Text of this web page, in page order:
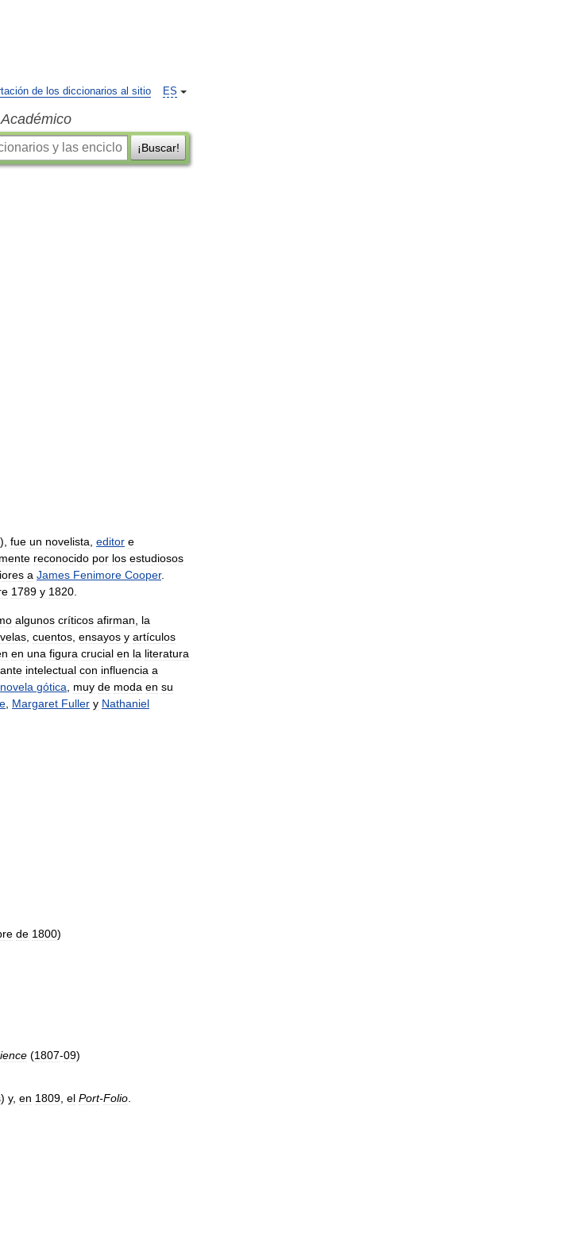
ES
de los diccionarios al sitio
¡Buscar!
), fue un novelista editor e
reconocido por los estudiosos
a James Fenimore Cooper.
1789 y 1820
algunos críticos afirman
la
cuentos ensayos y artículos
en una figura crucial en la literatura
intelectual con influencia a
novela gótica muy de moda en su
Margaret Fuller y Nathaniel
de 1800)
(1807-09)
) y, en 1809 el Port-Folio